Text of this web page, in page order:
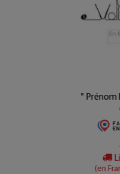
" Prénom
(en